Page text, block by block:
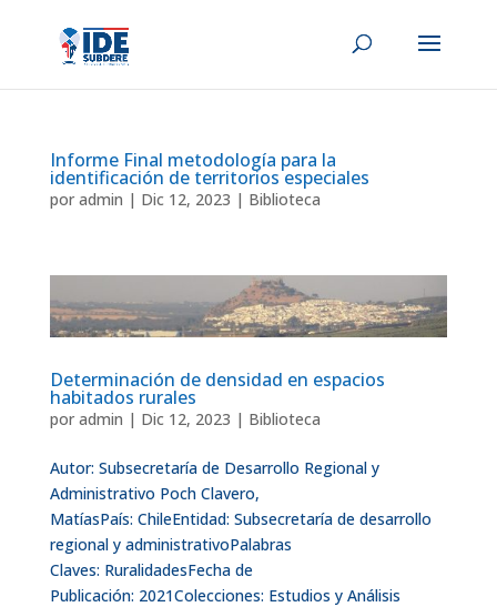
Informe Final metodología para la
identificación de territorios especiales
por admin | Dic 12, 2023 | Biblioteca
Determinación de densidad en espacios
habitados rurales
por admin | Dic 12, 2023 | Biblioteca
Autor: Subsecretaría de Desarrollo Regional y
Administrativo Poch Clavero,
MatíasPaís: ChileEntidad: Subsecretaría de desarrollo
regional y administrativoPalabras
Claves: RuralidadesFecha de
Publicación: 2021Colecciones: Estudios y Análisis